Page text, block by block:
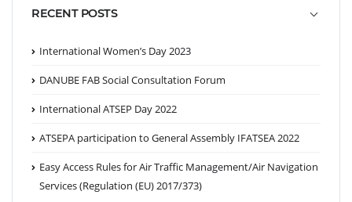
RECENT POSTS
International Women’s Day 2023
DANUBE FAB Social Consultation Forum
International ATSEP Day 2022
ATSEPA participation to General Assembly IFATSEA 2022
Easy Access Rules for Air Traffic Management/Air Navigation
Services (Regulation (EU) 2017/373)